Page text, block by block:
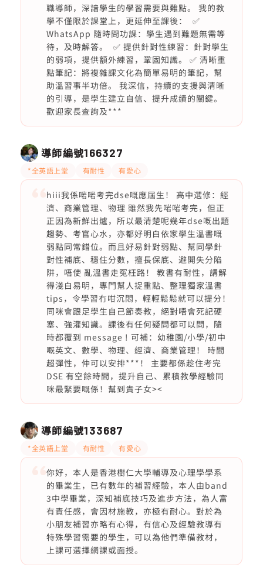
職導師，深諳學生的學習需要與難點。 我的教
學不僅限於課堂上，更延伸至課後： ✅
WhatsApp 隨時問功課：學生遇到難題無需等
待，及時解答。 ✅ 提供針對性練習：針對學生
的弱項，提供額外練習，鞏固知識。 ✅ 清晰重
點筆記：將複雜課文化為簡單易明的筆記，幫
助溫習事半功倍。 我深信，持續的支援與清晰
的引導，是學生建立自信、提升成績的關鍵。
歡迎家長查詢及***
導師編號166327
*全英語上堂 有耐性 有愛心
hiii我係啱啱考完dse嘅應屆生！ 高中選修：經
濟、商業管理、物理 雖然我先啱啱考完，但正
正因為新鮮出爐，所以最清楚呢幾年dse嘅出題
趨勢、考官心水，亦都好明白依家學生溫書嘅
弱點同常錯位。而且好易針對弱點、幫同學針
對性補底、穩住分數，擅長保底、避開失分陷
阱，唔使 亂溫書走冤枉路！ 教書有耐性，講解
得淺白易明，專門幫人捉重點、整理獨家溫書
tips，令學習冇咁沉悶，輕輕鬆鬆就可以提分！
同咪會跟足學生自己節奏教，絕對唔會死記硬
塞、強灌知識。課後有任何疑問都可以問，隨
時都覆到 message ! 可補：幼稚園/小學/初中
嘅英文、數學、物理、經濟、商業管理！ 時間
超彈性，仲可以安排***！ 主要都係趁住考完
DSE 有空餘時間，提升自己、累積教學經驗同
咪最緊要嘅係！幫到貴子女><
導師編號133687
*全英語上堂 有耐性 有愛心
你好，本人是香港樹仁大學輔導及心理學學系
的畢業生，已有數年的補習經驗，本人由band
3中學畢業，深知補底技巧及進步方法，為人富
有責任感，會因材施教，亦極有耐心。對於為
小朋友補習亦略有心得，有信心及經驗教導有
特殊學習需要的學生，可以為他們準備教材，
上課可選擇網課或面授。